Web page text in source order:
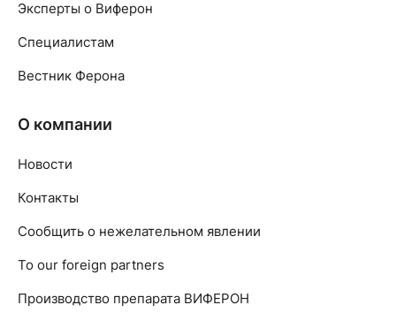
Эксперты о Виферон
Специалистам
Вестник Ферона
О компании
Новости
Контакты
Сообщить о нежелательном явлении
To our foreign partners
Производство препарата ВИФЕРОН